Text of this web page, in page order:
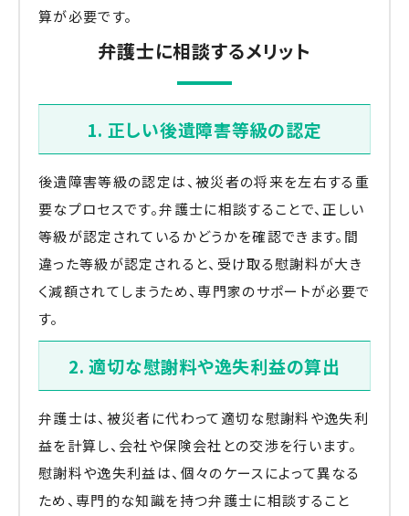
算が必要です。
弁護士に相談するメリット
1. 正しい後遺障害等級の認定
後遺障害等級の認定は、被災者の将来を左右する重
要なプロセスです。弁護士に相談することで、正しい
等級が認定されているかどうかを確認できます。間
違った等級が認定されると、受け取る慰謝料が大き
く減額されてしまうため、専門家のサポートが必要で
す。
2. 適切な慰謝料や逸失利益の算出
弁護士は、被災者に代わって適切な慰謝料や逸失利
益を計算し、会社や保険会社との交渉を行います。
慰謝料や逸失利益は、個々のケースによって異なる
ため、専門的な知識を持つ弁護士に相談すること